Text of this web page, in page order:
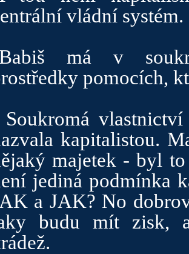
vládní systém.
má v
pomocích,
kapitalistou.
majetek - byl
jediná podmínka
a JAK? No
budu mít zisk,